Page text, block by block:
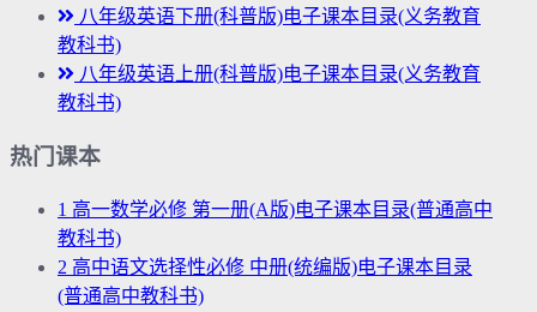
八年级英语下册(科普版)电子课本目录(义务教育
教科书)
八年级英语上册(科普版)电子课本目录(义务教育
教科书)
热门课本
1 高一数学必修 第一册(A版)电子课本目录(普通高中
教科书)
2 高中语文选择性必修 中册(统编版)电子课本目录
(普通高中教科书)